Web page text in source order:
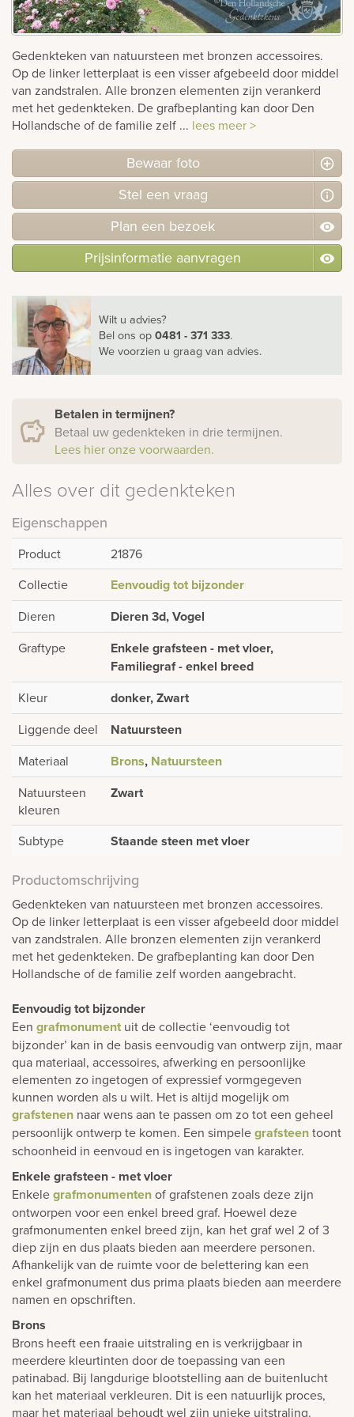
Gedenkteken van natuursteen met bronzen accessoires.
Op de linker letterplaat is een visser afgebeeld door middel
van zandstralen. Alle bronzen elementen zijn verankerd
met het gedenkteken. De grafbeplanting kan door Den
Hollandsche of de familie zelf ... lees meer >
Bewaar foto
Stel een vraag
Plan een bezoek
Prijsinformatie aanvragen
Wilt u advies?
Bel ons op0481 - 371 333.
We voorzien u graag van advies.
Betalen in termijnen?
Betaal uw gedenkteken in drie termijnen.
Lees hier onze voorwaarden.
Alles over dit gedenkteken
Eigenschappen
Product
21876
Collectie
Eenvoudig tot bijzonder
Dieren Dieren 3d, Vogel
Graftype
Enkele grafsteen - met vloer,
Familiegraf - enkel breed
Kleur donker, Zwart
Liggende deel Natuursteen
Materiaal Brons, Natuursteen
Natuursteen
kleuren
Zwart
Subtype Staande steen met vloer
Productomschrijving
Gedenkteken van natuursteen met bronzen accessoires.
Op de linker letterplaat is een visser afgebeeld door middel
van zandstralen. Alle bronzen elementen zijn verankerd
met het gedenkteken. De grafbeplanting kan door Den
Hollandsche of de familie zelf worden aangebracht.
Eenvoudig tot bijzonder
Een grafmonument uit de collectie ‘eenvoudig tot
bijzonder’ kan in de basis eenvoudig van ontwerp zijn, maar
qua materiaal, accessoires, afwerking en persoonlijke
elementen zo ingetogen of expressief vormgegeven
kunnen worden als u wilt. Het is altijd mogelijk om
grafstenen naar wens aan te passen om zo tot een geheel
persoonlijk ontwerp te komen. Een simpelegrafsteentoont
schoonheid in eenvoud en is ingetogen van karakter.
Enkele grafsteen - met vloer
Enkelegrafmonumentenof grafstenen zoals deze zijn
ontworpen voor een enkel breed graf. Hoewel deze
grafmonumenten enkel breed zijn, kan het graf wel 2 of 3
diep zijn en dus plaats bieden aan meerdere personen.
Afhankelijk van de ruimte voor de belettering kan een
enkel grafmonument dus prima plaats bieden aan meerdere
namen en opschriften.
Brons
Brons heeft een fraaie uitstraling en is verkrijgbaar in
meerdere kleurtinten door de toepassing van een
patinabad. Bij langdurige blootstelling aan de buitenlucht
kan het materiaal verkleuren. Dit is een natuurlijk proces,
maar het materiaal behoudt wel zijn unieke uitstraling.